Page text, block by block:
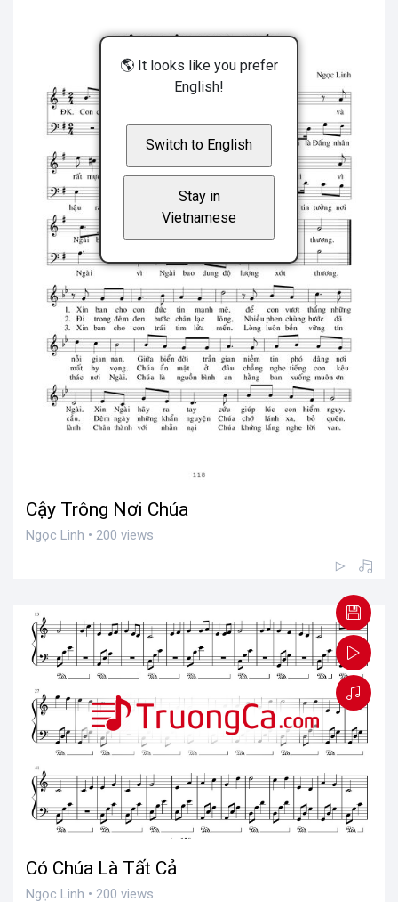
Cậy Trông Nơi Chúa
Ngọc Linh • 200 views
Có Chúa Là Tất Cả
Ngọc Linh • 200 views
🌎 It looks like you prefer
English!
Switch to English
Stay in
Vietnamese